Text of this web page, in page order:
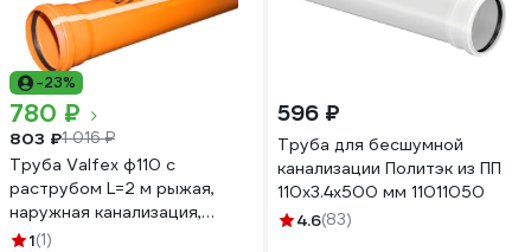
-23%
780 ₽
803 ₽1 016 ₽
Труба Valfex ф110 с
раструбом L=2 м рыжая,
наружная канализация,
толщина стенки 3.4 (10)
1(1)
596 ₽
Труба для бесшумной
канализации Политэк из ПП
110х3.4х500 мм 11011050
4.6(83)